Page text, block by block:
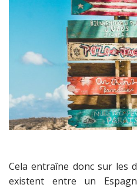
Cela entraîne donc sur les
existent entre un